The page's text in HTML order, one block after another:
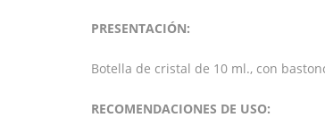
PRESENTACIÓN:
Botella de cristal de 10 ml., con
RECOMENDACIONES DE USO: